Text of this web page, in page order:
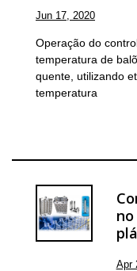
Jun 17, 2020
Operação do
temperatura de
quente, utilizando
temperatura
Apr